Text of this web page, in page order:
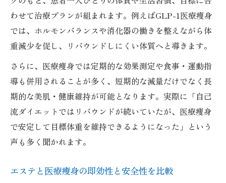
く方法
医療痩身で叶える美肌ケアの継続のコツを
紹介
リラクゼーション派も納得の美容療法体験ガイ
ド
医療痩身でもリラクゼーションを感じる理
由
エステと医療痩身で得られる癒し体験の違
い
持される理由
わせて治療プランが組まれます。例えばGLP-1医療痩身
では、ホルモンバランスや消化器の働きを整えながら体
重減少を促し、リバウンドしにくい体質へと導きます。
さらに、医療痩身では定期的な効果測定や食事・運動指
導も併用されることが多く、短期的な減量だけでなく長
期的な美肌・健康維持が可能となります。実際に「自己
流ダイエットではリバウンドが続いていたが、医療痩身
で安定して目標体重を維持できるようになった」という
声も多く聞かれます。
エステと医療痩身の即効性と安全性を比較